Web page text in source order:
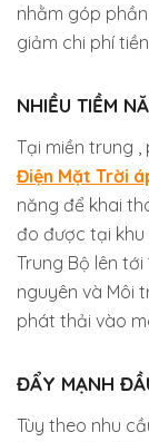
nhằm góp
giảm chi phí
NHIỀU TIỀM
Tại miền trung ,
Điện Mặt Trời
năng để khai
đo được tại khu
Trung Bộ lên
nguyên và Môi
phát thải vào
ĐẨY MẠNH
Tùy theo nhu